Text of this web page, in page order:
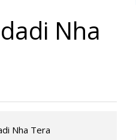
Nha
Nha Tera